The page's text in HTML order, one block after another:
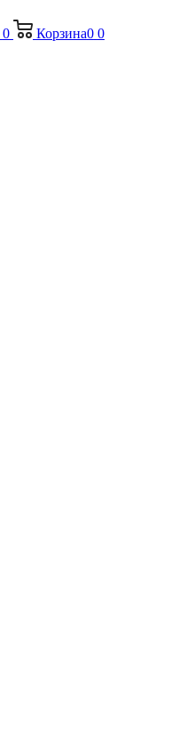
0 Корзина0 0